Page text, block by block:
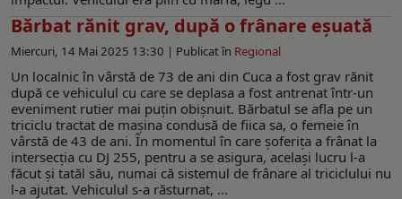
Bărbat rănit grav, după o frânare eșuată
Miercuri, 14 Mai 2025 13:30 | Publicat în Regional
Un localnic în vârstă de 73 de ani din Cuca a fost grav rănit
după ce vehiculul cu care se deplasa a fost antrenat într-un
eveniment rutier mai puțin obișnuit. Bărbatul se afla pe un
triciclu tractat de mașina condusă de fiica sa, o femeie în
vârstă de 43 de ani. În momentul în care șoferița a frânat la
intersecția cu DJ 255, pentru a se asigura, același lucru l-a
făcut și tatăl său, numai că sistemul de frânare al triciclului nu
l-a ajutat. Vehiculul s-a răsturnat, ...